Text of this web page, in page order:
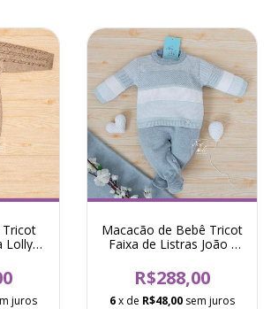
Tricot
Lolly -
juros
Macacão de Bebê Tricot
Faixa de Listras João -
R$288,00
6x de R$48,00 sem juros